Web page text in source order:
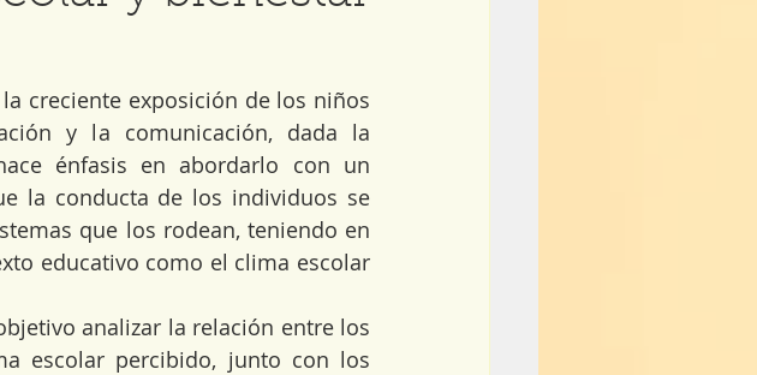
creciente exposición de los niños
y la comunicación, dada la
énfasis en abordarlo con un
la conducta de los individuos se
que los rodean, teniendo en
educativo como el clima escolar
analizar la relación entre los
escolar percibido, junto con los